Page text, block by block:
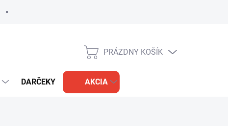
NÁKUPNÝ
PRÁZDNY KOŠÍK
DARČEKY AKCIA